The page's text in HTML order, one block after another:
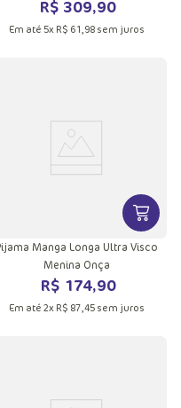
R$ 309,90
Em até 5x R$ 61 98sem juros
DOVER
Manga Longa Ultra Visco
Menina Onça
R$ 174,90
Em até 2x R$ 87, 45sem juros